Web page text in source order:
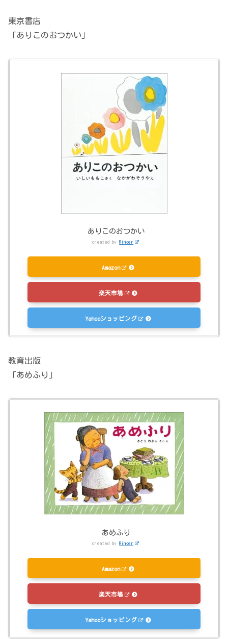
東京書店
「ありこのおつかい」
ありこのおつかい
created byRinker
Amazon
楽天市場
Yahooショッピング
教育出版
「あめふり」
あめふり
created byRinker
Amazon
楽天市場
Yahooショッピング